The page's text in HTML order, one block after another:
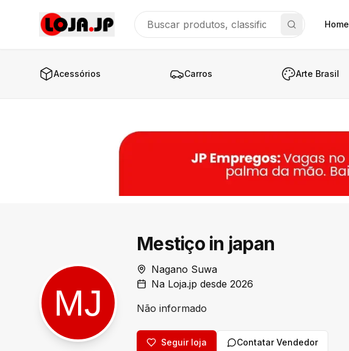
Home
Acessórios Carros Arte Brasil
Mestiço in japan
Nagano Suwa
Na Loja.jp desde 2026
Não informado
Seguir loja Contatar Vendedor